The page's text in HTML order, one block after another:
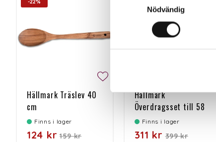
Nödvändig
-22%
Hällmark Träslev 40
cm
Finns i lager
124 kr 159 kr
Hällmark
Överdragsset till 58
cmFinns i lager
311 kr 399 kr